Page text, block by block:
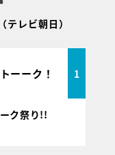
（テレビ朝日）
ーーク！ 1
ク祭り!!